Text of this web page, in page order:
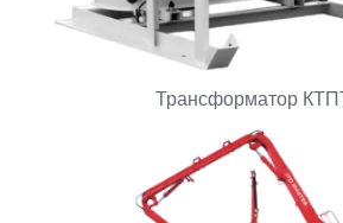
Трансформатор